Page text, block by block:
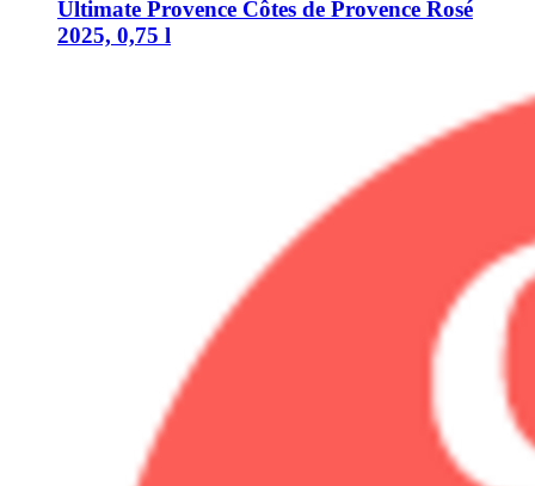
Ultimate Provence Côtes de Provence Rosé
2025, 0,75 l